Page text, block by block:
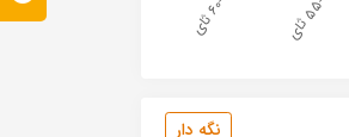
نگه دار